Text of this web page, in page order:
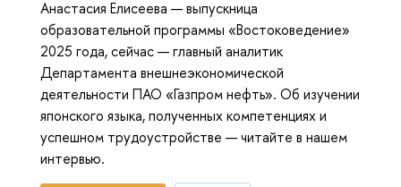
Анастасия Елисеева — выпускница
образовательной программы «Востоковедение»
2025 года, сейчас — главный аналитик
Департамента внешнеэкономической
деятельности ПАО «Газпром нефть». Об изучении
японского языка, полученных компетенциях и
успешном трудоустройстве — читайте в нашем
интервью.